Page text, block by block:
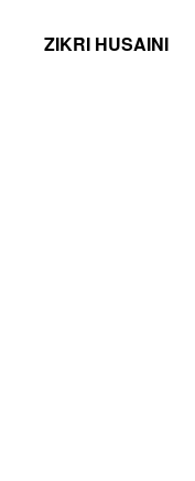
ZIKRI HUSAINI